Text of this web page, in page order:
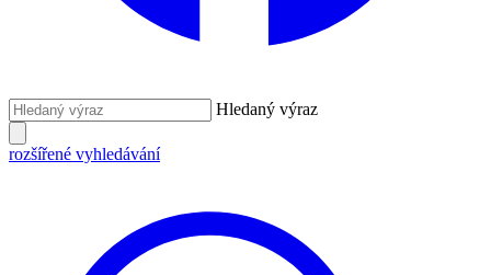
Hledaný výraz
rozšířené vyhledávání